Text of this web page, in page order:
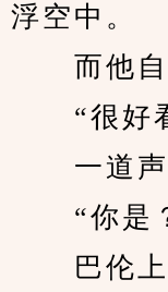
浮空中。
而他自
“很好
一道声
“你是
巴伦上